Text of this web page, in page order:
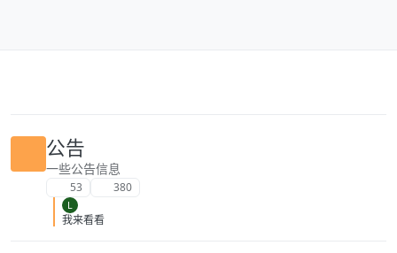
公告
一些公告信息
53 380
L
我来看看